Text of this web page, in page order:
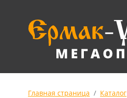
Главная страница Каталог